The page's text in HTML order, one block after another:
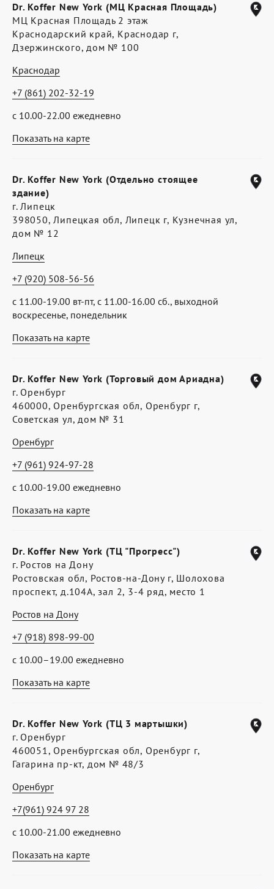
Показать на карте
Dr. Koffer New York (МЦ Красная Площадь)
МЦ Красная Площадь 2 этаж
Краснодарский край, Краснодар г,
Дзержинского, дом № 100
Краснодар
с 10.00-22.00 ежедневно
+7 (861) 202-32-19
Показать на карте
Dr. Koffer New York (Отдельно стоящее
здание)
г. Липецк
398050, Липецкая обл, Липецк г, Кузнечная ул,
дом № 12
Липецк
с 11.00-19.00 вт-пт, с 11.00-16.00 сб., выходной
воскресенье, понедельник
+7 (920) 508-56-56
Показать на карте
Dr. Koffer New York (Торговый дом Ариадна)
г. Оренбург
460000, Оренбургская обл, Оренбург г,
Советская ул, дом № 31
Оренбург
с 10.00-19.00 ежедневно
+7 (961) 924-97-28
Показать на карте
Dr. Koffer New York (ТЦ "Прогресс")
г. Ростов на Дону
Ростовская обл, Ростов-на-Дону г, Шолохова
проспект, д.104А, зал 2, 3-4 ряд, место 1
Ростов на Дону
с 10.00–19.00 ежедневно
+7 (918) 898-99-00
Показать на карте
Dr. Koffer New York (ТЦ 3 мартышки)
г. Оренбург
460051, Оренбургская обл, Оренбург г,
Гагарина пр-кт, дом № 48/3
Оренбург
с 10.00-21.00 ежедневно
+7(961) 924 97 28